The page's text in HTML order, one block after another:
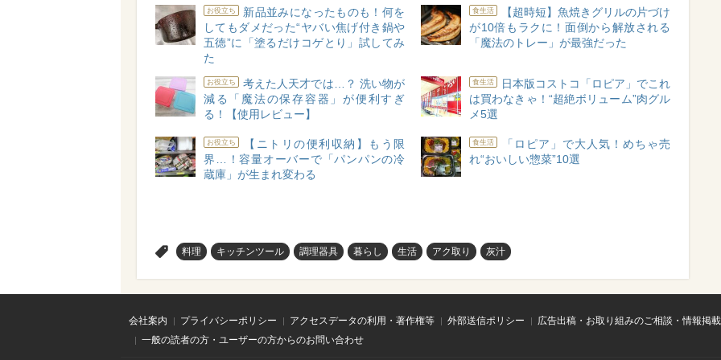
お役立ち
新品並みになったものも！何を
してもダメだった“ヤバい焦げ付き鍋や
五徳”に「塗るだけコゲとり」試してみ
た
食生活
【超時短】魚焼きグリルの片づけ
が10倍もラクに！面倒から解放される
「魔法のトレー」が最強だった
お役立ち
考えた人天才では…？ 洗い物が
減る「魔法の保存容器」が便利すぎ
る！【使用レビュー】
食生活
日本版コストコ「ロピア」でこれ
は買わなきゃ！“超絶ボリューム”肉グル
メ5選
お役立ち
【ニトリの便利収納】もう限
界…！容量オーバーで「パンパンの冷
蔵庫」が生まれ変わる
食生活
「ロピア」で大人気！めちゃ売
れ“おいしい惣菜”10選
料理 キッチンツール 調理器具 暮らし 生活 アク取り 灰汁
会社案内 プライバシーポリシー アクセスデータの利用・著作権等 外部送信ポリシー
広告出稿・お取り組みのご相談・情報掲
一般の読者の方・ユーザーの方からのお問い合わせ